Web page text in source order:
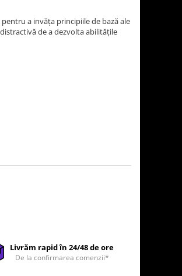
a invăța principiile de bază ale
de a dezvolta abilitățile
Livrăm rapid în 24/48 de ore
De la confirmarea comenzii*